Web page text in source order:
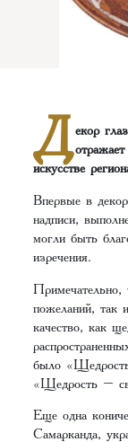
Д екор
искусстве
Впервые в
надписи,
могли быть
изречения.
пожеланий, так
качество, как
было
«Щедрость –
Еще одна
Самарканда,